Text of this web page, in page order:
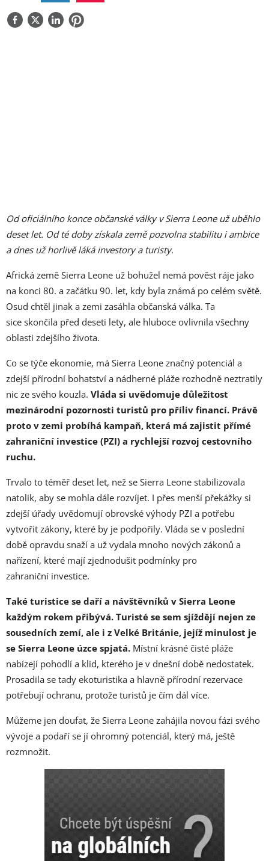
O NÁS
Od oficiálního konce občanské války v Sierra Leone už uběhlo
deset let. Od té doby získala země pozvolna stabilitu i ambice
a dnes už horlivě láká investory a turisty.
Africká země Sierra Leone už bohužel nemá pověst ráje jako
na konci 80. a začátku 90. let, kdy byla známá po celém světě.
Osud chtěl jinak a zemi zasáhla občanská válka. Ta
sice skončila před deseti lety, ale hluboce ovlivnila všechny
oblasti zdejšího života.
Co se týče ekonomie, má Sierra Leone značný potenciál a
zdejší přírodní bohatství a nádherné pláže rozhodně neztratily
nic ze svého kouzla. Vláda si uvědomuje důležitost
mezinárodní pozornosti turistů pro příliv financí. Právě
proto v zemi probíhá kampaň, která má zajistit přímé
zahraniční investice (PZI) a rychlejší rozvoj cestovního
ruchu.
Trvalo to téměř deset let, než se Sierra Leone stabilizovala
natolik, aby se mohla dále rozvíjet. I přes menší překážky si
zdejší úřady uvědomují obrovské výhody PZI a potřebu
vytvořit zákony, které by je podpořily. Vláda se v poslední
době opravdu snaží a už vydala mnoho nových zákonů a
nařízení, které mají zjednodušit podmínky pro
zahraniční investice.
Také turistice se daří a návštěvníků v Sierra Leone
každým rokem přibývá. Turisté se sem sjíždějí nejen ze
sousedních zemí, ale i z Velké Británie, jejíž minulost je
se Sierra Leone úzce spjatá. Místní krásné čisté pláže
nabízejí pohodlí a klid, kterého je v dnešní době nedostatek.
Prosadila se tady ekoturistika a hlavně přírodní rezervace
potřebují ochranu, protože turistů je čím dál více.
Můžeme jen doufat, že Sierra Leone zahájila novou fázi svého
vývoje a podaří se jí ohromný potenciál, který má, ještě
rozmnožit.